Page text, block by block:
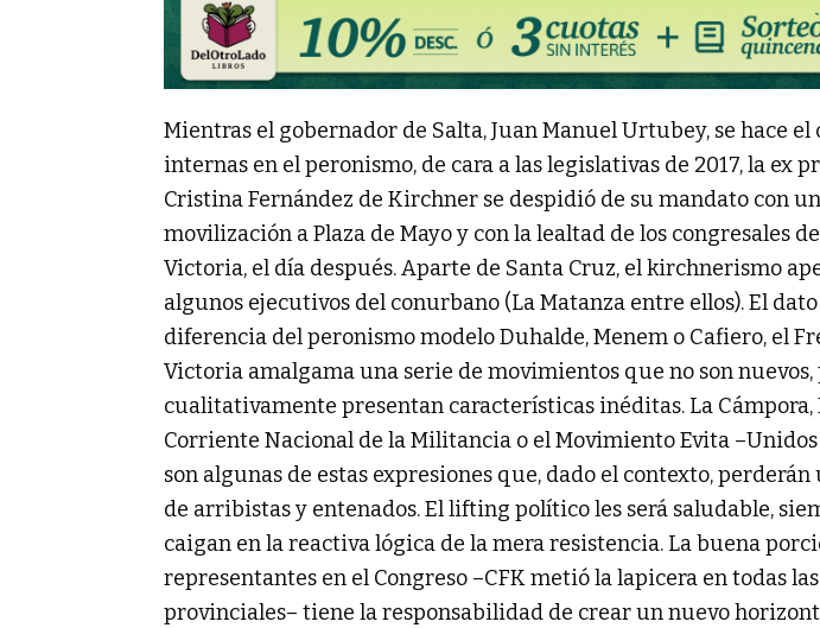
Mientras el gobernador de Salta, Juan Manuel Urtubey, se hace
internas en el peronismo, de cara a las legislativas de 2017, la ex
Cristina Fernández de Kirchner se despidió de su mandato con
movilización a Plaza de Mayo y con la lealtad de los congresales
Victoria, el día después. Aparte de Santa Cruz, el kirchnerismo
algunos ejecutivos del conurbano (La Matanza entre ellos). El dato
diferencia del peronismo modelo Duhalde, Menem o Cafiero, el
Victoria amalgama una serie de movimientos que no son nuevos,
cualitativamente presentan características inéditas. La Cámpora,
Corriente Nacional de la Militancia o el Movimiento Evita
son algunas de estas expresiones que, dado el contexto,
de arribistas y entenados. El lifting político les será saludable,
caigan en la reactiva lógica de la mera resistencia. La buena
representantes en el Congreso –CFK metió la lapicera en todas
provinciales– tiene la responsabilidad de crear un nuevo